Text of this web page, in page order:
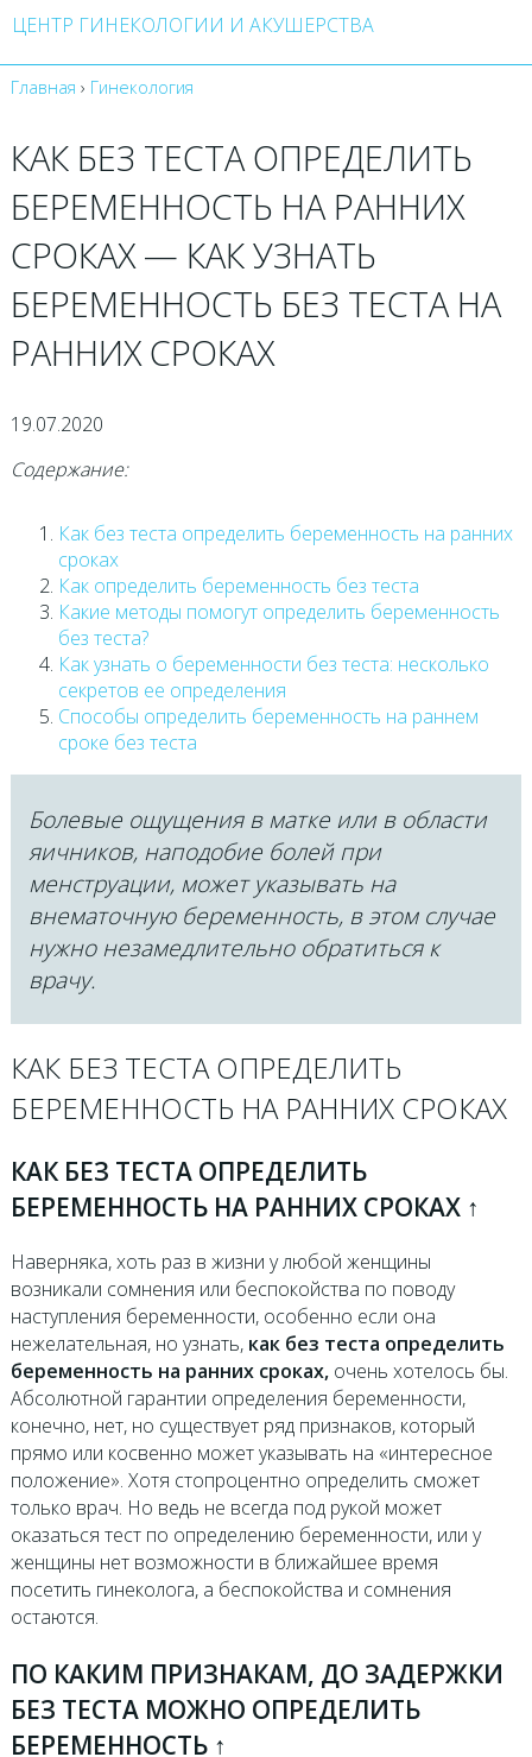
ЦЕНТР ГИНЕКОЛОГИИ И АКУШЕРСТВА
Главная › Гинекология
КАК БЕЗ ТЕСТА ОПРЕДЕЛИТЬ
БЕРЕМЕННОСТЬ НА РАННИХ
СРОКАХ — КАК УЗНАТЬ
БЕРЕМЕННОСТЬ БЕЗ ТЕСТА НА
РАННИХ СРОКАХ
19.07.2020
Содержание:
Как без теста определить беременность на ранних
сроках
Как определить беременность без теста
Какие методы помогут определить беременность
без теста?
Как узнать о беременности без теста: несколько
секретов ее определения
Способы определить беременность на раннем
сроке без теста
Болевые ощущения в матке или в области
яичников, наподобие болей при
менструации, может указывать на
внематочную беременность, в этом случае
нужно незамедлительно обратиться к
врачу.
КАК БЕЗ ТЕСТА ОПРЕДЕЛИТЬ
БЕРЕМЕННОСТЬ НА РАННИХ СРОКАХ
КАК БЕЗ ТЕСТА ОПРЕДЕЛИТЬ
БЕРЕМЕННОСТЬ НА РАННИХ СРОКАХ ↑
Наверняка, хоть раз в жизни у любой женщины
возникали сомнения или беспокойства по поводу
наступления беременности, особенно если она
нежелательная, но узнать, как без теста определить
беременность на ранних сроках,очень хотелось бы.
Абсолютной гарантии определения беременности,
конечно, нет, но существует ряд признаков, который
прямо или косвенно может указывать на «интересное
положение». Хотя стопроцентно определить сможет
только врач. Но ведь не всегда под рукой может
оказаться тест по определению беременности, или у
женщины нет возможности в ближайшее время
посетить гинеколога, а беспокойства и сомнения
остаются.
ПО КАКИМ ПРИЗНАКАМ, ДО ЗАДЕРЖКИ
БЕЗ ТЕСТА МОЖНО ОПРЕДЕЛИТЬ
БЕРЕМЕННОСТЬ ↑